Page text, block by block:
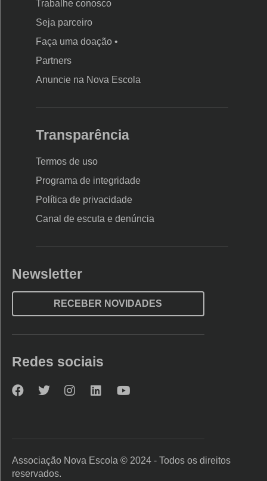
Trabalhe conosco
Seja parceiro
Faça uma doação •
Partners
Anuncie na Nova Escola
Transparência
Termos de uso
Programa de integridade
Política de privacidade
Canal de escuta e denúncia
Newsletter
RECEBER NOVIDADES
Redes sociais
Nova
Facebook
Nova
Twitter
Nova
Instagram
Nova
LinkedInYouTube
Associação Nova Escola © 2024 - Todos os direitos
reservados.